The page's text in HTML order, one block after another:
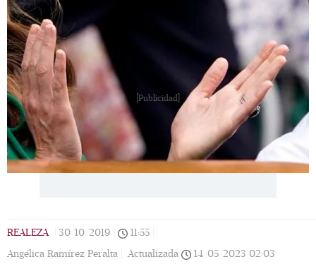
[Publicidad]
REALEZA 30/10/2019 11:55
Angélica Ramírez Peralta |
Actualizada 14/05/2023 02:03